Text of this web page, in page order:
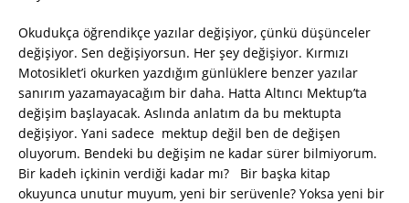
Okudukça öğrendikçe yazılar değişiyor, çünkü düşünceler
değişiyor. Sen değişiyorsun. Her şey değişiyor. Kırmızı
Motosiklet’i okurken yazdığım günlüklere benzer yazılar
sanırım yazamayacağım bir daha. Hatta Altıncı Mektup’ta
değişim başlayacak. Aslında anlatım da bu mektupta
değişiyor. Yani sadece mektup değil ben de değişen
oluyorum. Bendeki bu değişim ne kadar sürer bilmiyorum.
Bir kadeh içkinin verdiği kadar mı? Bir başka kitap
okuyunca unutur muyum, yeni bir serüvenle? Yoksa yeni bir